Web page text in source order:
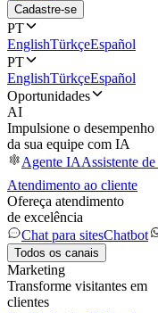
Cadastre-se
PT
EnglishTürkçeEspañol
PT
EnglishTürkçeEspañol
Oportunidades
AI
Impulsione o desempenho
da sua equipe com IA
Agente IAAssistente
Atendimento ao cliente
Ofereça atendimento
de excelência
Chat para sitesChatbot
Todos os canais
Marketing
Transforme visitantes em
clientes